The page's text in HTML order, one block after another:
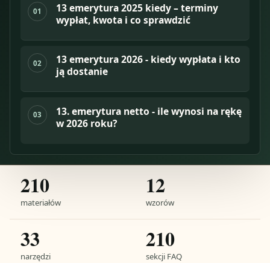
01
13 emerytura 2025 kiedy – terminy
wypłat, kwota i co sprawdzić
02
13 emerytura 2026 - kiedy wypłata i kto
ją dostanie
03
13. emerytura netto - ile wynosi na rękę
w 2026 roku?
210
materiałów
12
wzorów
33
narzędzi
210
sekcji FAQ